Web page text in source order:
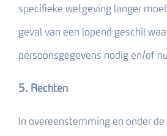
specifieke wetgeving langer
geval van een lopend geschil
persoonsgegevens nodig en/of
5. Rechten
In overeenstemming en onder